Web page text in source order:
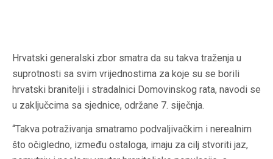
Hrvatski generalski zbor smatra da su takva traženja u
suprotnosti sa svim vrijednostima za koje su se borili
hrvatski branitelji i stradalnici Domovinskog rata, navodi se
u zaključcima sa sjednice, održane 7. siječnja.
“Takva potraživanja smatramo podvaljivačkim i nerealnim
što očigledno, između ostaloga, imaju za cilj stvoriti jaz,